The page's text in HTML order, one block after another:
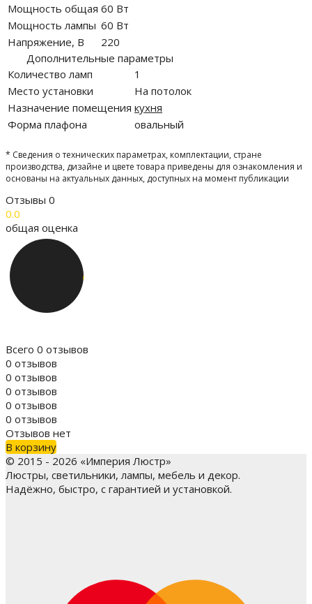
Мощность общая 60 Вт
Мощность лампы 60 Вт
Напряжение, В
220
Дополнительные параметры
Количество ламп
1
Место установки
На потолок
Назначение помещения кухня
Форма плафона
овальный
* Сведения о технических параметрах, комплектации, стране
производства, дизайне и цвете товара приведены для ознакомления и
основаны на актуальных данных, доступных на момент публикации
Отзывы 0
0.0
общая оценка
Всего 0 отзывов
0 отзывов
0 отзывов
0 отзывов
0 отзывов
0 отзывов
Отзывов нет
В корзину
© 2015 - 2026 «Империя Люстр»
Люстры, светильники, лампы, мебель и декор.
Надёжно, быстро, с гарантией и установкой.